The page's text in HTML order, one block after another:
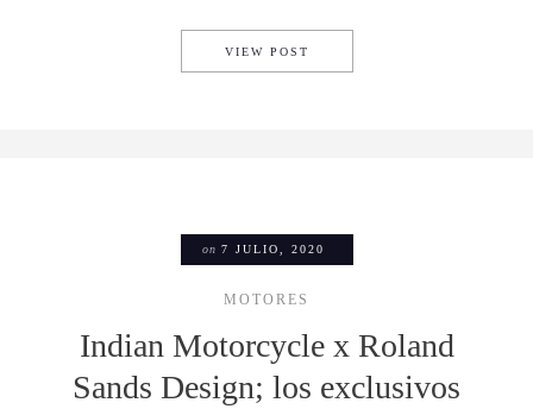
VIEW POST
on 7 JULIO, 2020
MOTORES
Indian Motorcycle x Roland
Sands Design; los exclusivos